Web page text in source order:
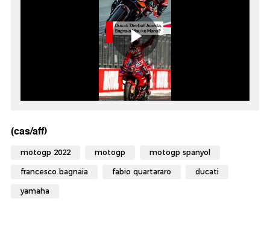
(cas/aff)
motogp 2022 motogp motogp spanyol
francesco bagnaia fabio quartararo ducati
yamaha